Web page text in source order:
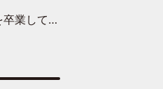
感じがしました(笑)」